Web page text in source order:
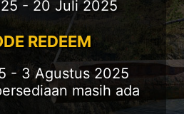
- 20 Juli 2025
REDEEM
- 3 Agustus 2025
masih ada